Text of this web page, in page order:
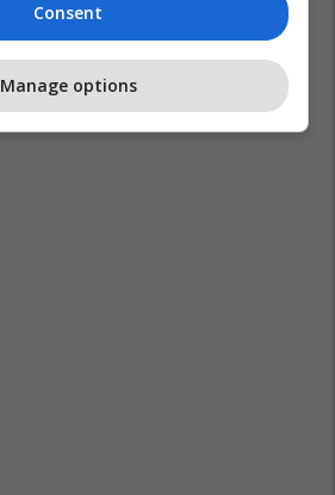
Consent
Manage options